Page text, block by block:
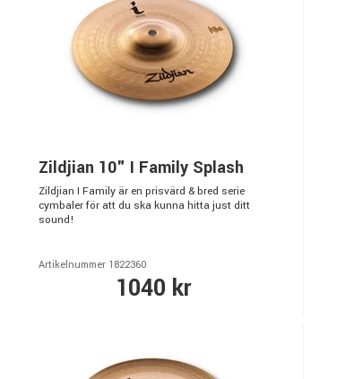
Zildjian 10" I Family Splash
Zildjian I Family är en prisvärd & bred serie
cymbaler för att du ska kunna hitta just ditt
sound!
Artikelnummer 1822360
1040 kr